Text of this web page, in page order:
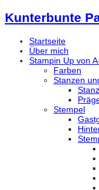
Kunterbunte
Startseite
Über mich
Stampin Up von
Farben
Stanzen
Stempel